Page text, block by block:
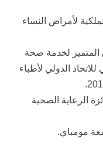
لأمراض النساء
المتميز لخدمة صحة
الدولي لأطباء
جائزة الرعاية الصحية